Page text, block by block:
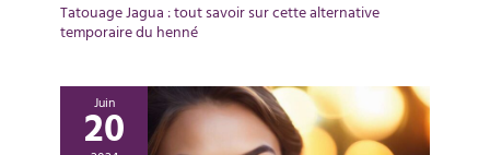
Tatouage Jagua : tout savoir sur cette alternative
temporaire du henné
Juin
20